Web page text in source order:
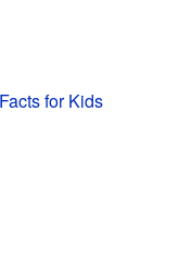
for Kids